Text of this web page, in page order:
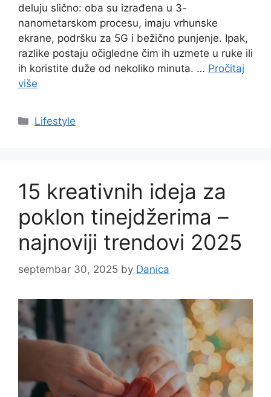
deluju slično: oba su izrađena u 3-
nanometarskom procesu, imaju vrhunske
ekrane, podršku za 5G i bežično punjenje. Ipak,
razlike postaju očigledne čim ih uzmete u ruke ili
ih koristite duže od nekoliko minuta. … Pročitaj
više
Categories
Lifestyle
15 kreativnih ideja za
poklon tinejdžerima –
najnoviji trendovi 2025
septembar 30, 2025 by Danica